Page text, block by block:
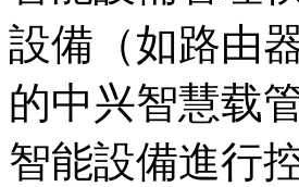
設備（如路由
的中兴智慧载
智能設備進行